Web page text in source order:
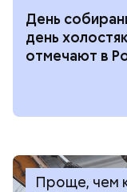
День
день
отмечают в
Проще, чем